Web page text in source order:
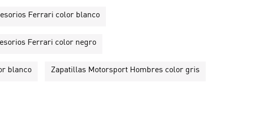
Ferrari color blanco
Ferrari color negro
blanco Zapatillas Motorsport Hombres color gris